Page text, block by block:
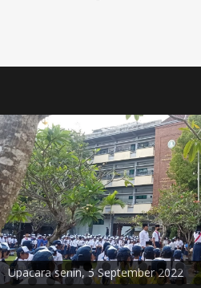
Upacara senin, 5 September 2022